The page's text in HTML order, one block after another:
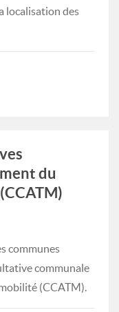
localisation des
du
communes
communale
(CCATM).